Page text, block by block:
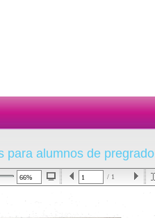
para alumnos de pregrado
/ 1